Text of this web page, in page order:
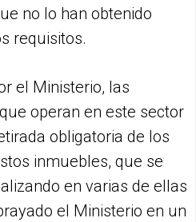
no lo han obtenido
requisitos.
el Ministerio, las
operan en este sector
obligatoria de los
inmuebles, que se
en varias de ellas
el Ministerio en un